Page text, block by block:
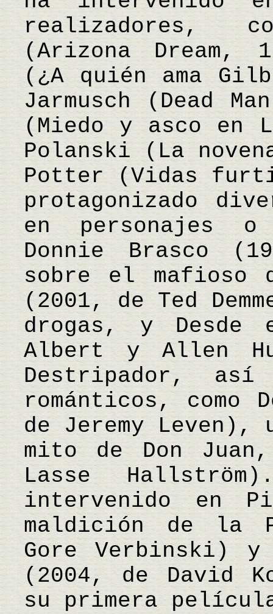
realizadores,
(Arizona Dream,
(¿A quién ama
Jarmusch (Dead
(Miedo y asco en
Polanski (La
Potter (Vidas
protagonizado
en personajes o
Donnie Brasco
sobre el mafioso
(2001, de Ted
drogas, y
Albert y Allen
Destripador, así
románticos, como
de Jeremy Leven),
mito de Don
Lasse
intervenido en
maldición de la
Gore Verbinski) y
(2004, de David
su primera